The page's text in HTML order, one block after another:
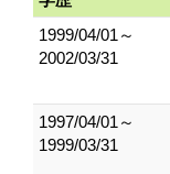
1999/04/01～
2002/03/31
1997/04/01～
1999/03/31